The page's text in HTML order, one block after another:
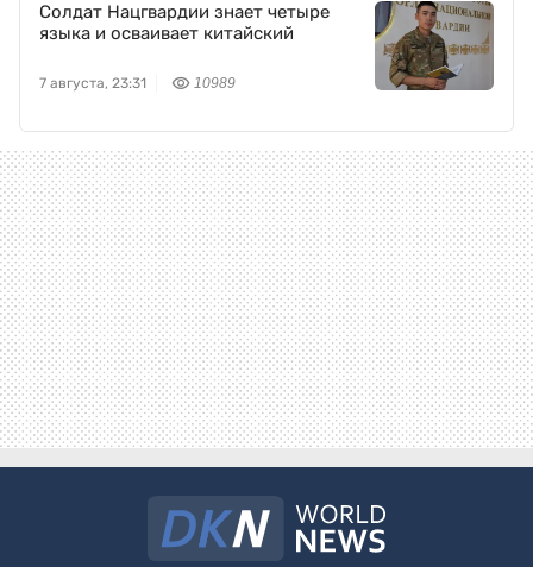
Солдат Нацгвардии знает четыре
языка и осваивает китайский
7 августа, 23:31 10989